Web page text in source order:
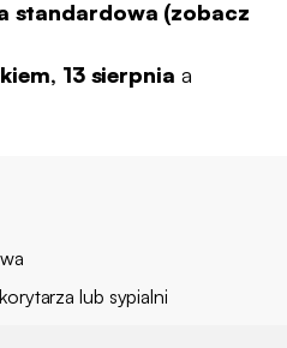
standardowa (zobacz
13 sierpnia a
lub sypialni